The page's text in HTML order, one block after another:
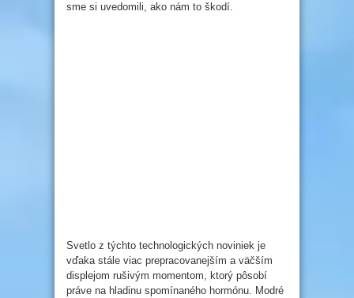
sme si uvedomili, ako nám to škodí.
Svetlo z týchto technologických noviniek je
vďaka stále viac prepracovanejším a väčším
displejom rušivým momentom, ktorý pôsobí
práve na hladinu spomínaného hormónu. Modré